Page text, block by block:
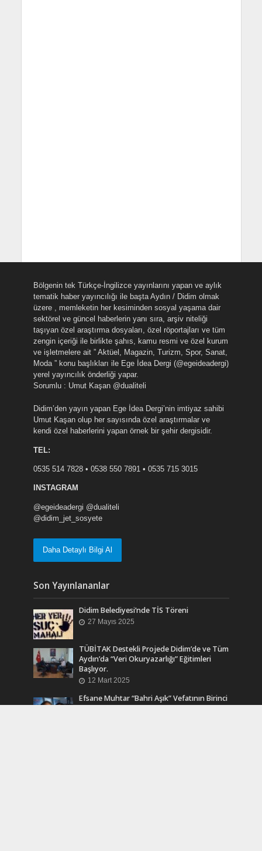
Bölgenin tek Türkçe-İngilizce yayınlarını yapan ve aylık
tematik haber yayıncılığı ile başta Aydın / Didim olmak
üzere , memleketin her kesiminden sosyal yaşama dair
sektörel ve güncel haberlerin yanı sıra, arşiv niteliği
taşıyan özel araştırma dosyaları, özel röportajları ve tüm
zengin içeriği ile birlikte şahıs, kamu resmi ve özel kurum
ve işletmelere ait ” Aktüel, Magazin, Turizm, Spor, Sanat,
Moda ” konu başlıkları ile Ege İdea Dergi (@egeideadergi)
yerel yayıncılık önderliği yapar.
Sorumlu : Umut Kaşan @dualiteli
Didim’den yayın yapan Ege İdea Dergi’nin imtiyaz sahibi
Umut Kaşan olup her sayısında özel araştırmalar ve
kendi özel haberlerini yapan örnek bir şehir dergisidir.
TEL:
0535 514 7828 • 0538 550 7891 • 0535 715 3015
INSTAGRAM
@egeideadergi @dualiteli
@didim_jet_sosyete
Daha Detaylı Bilgi Al
Son Yayınlananlar
Didim Belediyesi’nde TİS Töreni
27 Mayıs 2025
TÜBİTAK Destekli Projede Didim’de ve Tüm
Aydın’da “Veri Okuryazarlığı” Eğitimleri
Başlıyor.
12 Mart 2025
Efsane Muhtar “Bahri Aşık” Vefatının Birinci
Yılında Unutulmadı